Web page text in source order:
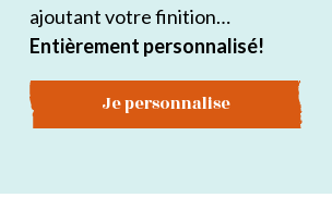
ajoutant votre finition…
Entièrement personnalisé!
Je personnalise